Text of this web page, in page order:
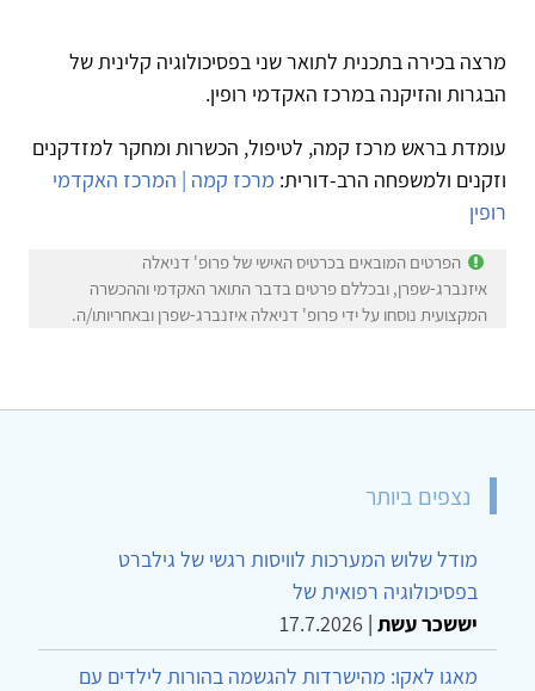
מרצה בכירה בתכנית לתואר שני בפסיכולוגיה קלינית של
הבגרות והזיקנה במרכז האקדמי רופין.
עומדת בראש מרכז קמה, לטיפול, הכשרות ומחקר למזדקנים
וזקנים ולמשפחה הרב-דורית: מרכז קמה | המרכז האקדמי
רופין
הפרטים המובאים בכרטיס האישי של פרופ' דניאלה
איזנברג-שפרן, ובכללם פרטים בדבר התואר האקדמי וההכשרה
המקצועית נוסחו על ידי פרופ' דניאלה איזנברג-שפרן ובאחריותו/ה.
נצפים ביותר
מודל שלוש המערכות לוויסות רגשי של גילברט
בפסיכולוגיה רפואית של
יששכר עשת |
17.7.2026
מאגו לאקו: מהישרדות להגשמה בהורות לילדים עם